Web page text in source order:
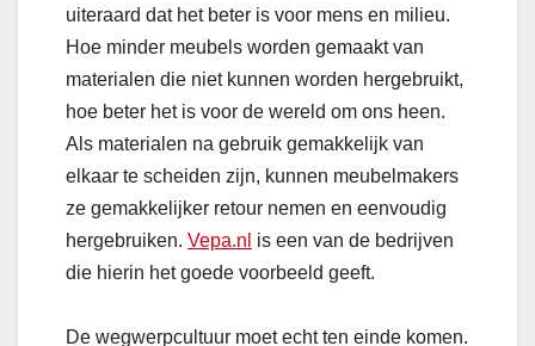
uiteraard dat het beter is voor mens en milieu.
Hoe minder meubels worden gemaakt van
materialen die niet kunnen worden hergebruikt,
hoe beter het is voor de wereld om ons heen.
Als materialen na gebruik gemakkelijk van
elkaar te scheiden zijn, kunnen meubelmakers
ze gemakkelijker retour nemen en eenvoudig
hergebruiken. Vepa.nl is een van de bedrijven
die hierin het goede voorbeeld geeft.
De wegwerpcultuur moet echt ten einde komen.